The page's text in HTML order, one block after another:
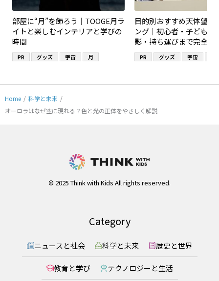
部屋に“月”を飾ろう｜TOOGE月ラ
イトと楽しむインテリアと学びの
時間
PR グッズ 宇宙 月
目的別おすすめ天体望遠
ング｜初心者・子ども・
影・持ち運びまで完全ガ
PR グッズ 宇宙
Home / 科学と未来 /
オーロラはなぜ空に現れる？色と光の正体をやさしく解説
© 2025 Think with Kids All rights reserved.
Category
ニュースと社会 科学と未来 歴史と世界
教育と学び テクノロジーと生活